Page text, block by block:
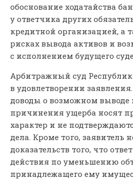
обоснование ходатайства
у ответчика других
кредитной организацией, а
рисках вывода активов и
с исполнением будущего
Арбитражный суд
в удовлетворении
доводы о возможном выводе
причинения ущерба носят
характер и не
дела. Кроме того, заявитель
доказательств того, что
действия по уменьшению
принадлежащего ему